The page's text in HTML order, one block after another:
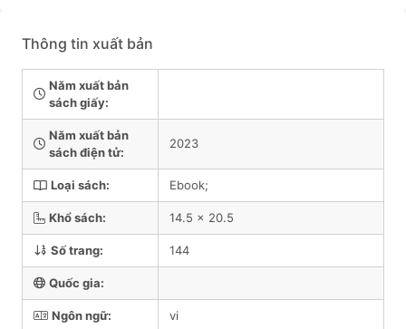
Thông tin xuất bản
Năm xuất bản
sách giấy:
Năm xuất bản
sách điện tử:
2023
Loại sách: Ebook;
Khổ sách: 14.5 x 20.5
Số trang: 144
Quốc gia:
Ngôn ngữ: vi